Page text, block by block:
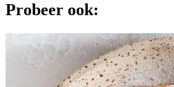
Probeer ook: